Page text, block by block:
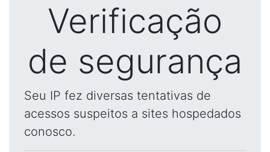
Verificação
de segurança
Seu IP fez diversas tentativas de
acessos suspeitos a sites hospedados
conosco.